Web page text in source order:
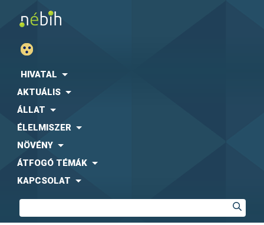
HIVATAL
AKTUÁLIS
ÁLLAT
ÉLELMISZER
NÖVÉNY
ÁTFOGÓ TÉMÁK
KAPCSOLAT